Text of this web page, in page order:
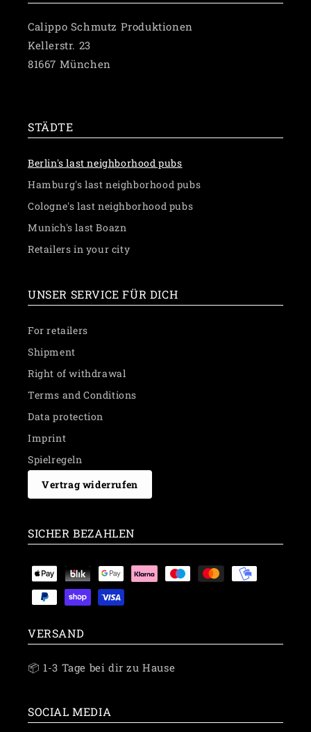
Calippo Schmutz Produktionen
Kellerstr. 23
81667 München
STÄDTE
Berlin's last neighborhood pubs
Hamburg's last neighborhood pubs
Cologne's last neighborhood pubs
Munich's last Boazn
Retailers in your city
UNSER SERVICE FÜR DICH
For retailers
Shipment
Right of withdrawal
Terms and Conditions
Data protection
Imprint
Spielregeln
Vertrag widerrufen
SICHER BEZAHLEN
Payment
methods
VERSAND
📦 1-3 Tage bei dir zu Hause
SOCIAL MEDIA